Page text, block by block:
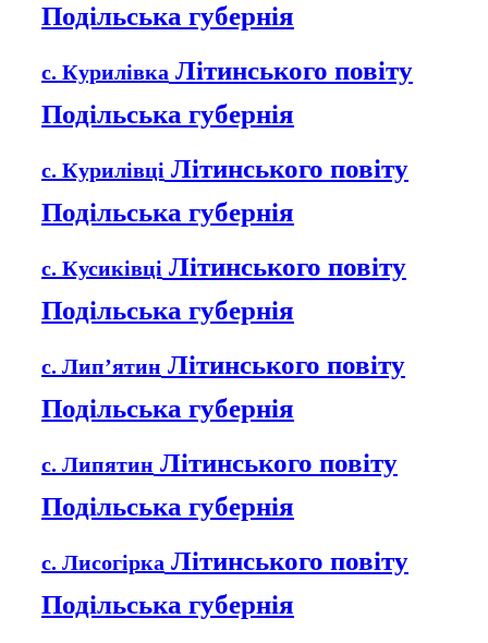
Подільська губернія
с. Курилівка Літинського повіту
Подільська губернія
с. Курилівці Літинського повіту
Подільська губернія
с. Кусиківці Літинського повіту
Подільська губернія
с. Лип’ятин Літинського повіту
Подільська губернія
с. Липятин Літинського повіту
Подільська губернія
с. Лисогірка Літинського повіту
Подільська губернія